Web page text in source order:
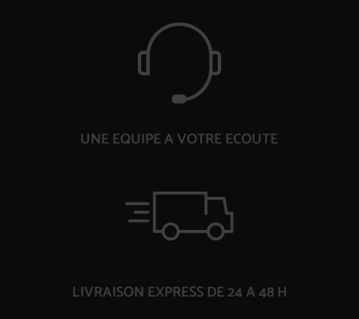
UNE EQUIPE A VOTRE ECOUTE
LIVRAISON EXPRESS DE 24 A 48 H